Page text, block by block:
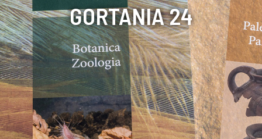
GORTANIA 24